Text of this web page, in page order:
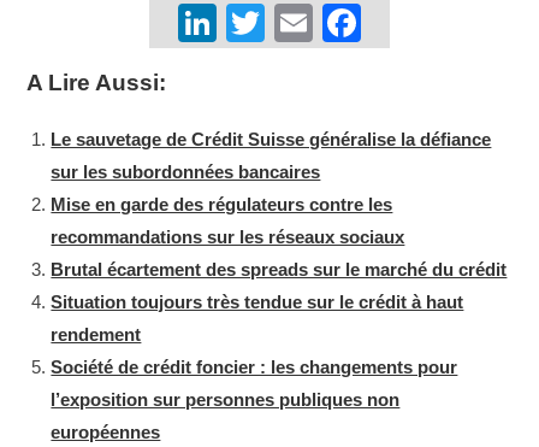
Li
n
e
dI
n
T
wi
er
E
m a
e
o
o
k
A Lire Aussi:
Le sauvetage de Crédit Suisse généralise la défiance
sur les subordonnées bancaires
Mise en garde des régulateurs contre les
recommandations sur les réseaux sociaux
Brutal écartement des spreads sur le marché du crédit
Situation toujours très tendue sur le crédit à haut
rendement
Société de crédit foncier : les changements pour
l’exposition sur personnes publiques non
européennes